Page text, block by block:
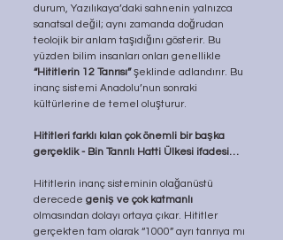
durum, Yazılıkaya’daki sahnenin yalnızca
sanatsal değil; aynı zamanda doğrudan
teolojik bir anlam taşıdığını gösterir. Bu
yüzden bilim insanları onları genellikle
“Hititlerin 12 Tanrısı” şeklinde adlandırır. Bu
inanç sistemi Anadolu’nun sonraki
kültürlerine de temel oluşturur.
Hititleri farklı kılan çok önemli bir başka
gerçeklik - Bin Tanrılı Hatti Ülkesi ifadesi…
Hititlerin inanç sisteminin olağanüstü
derecede geniş ve çok katmanlı
olmasından dolayı ortaya çıkar. Hititler
gerçekten tam olarak “1000” ayrı tanrıya mı